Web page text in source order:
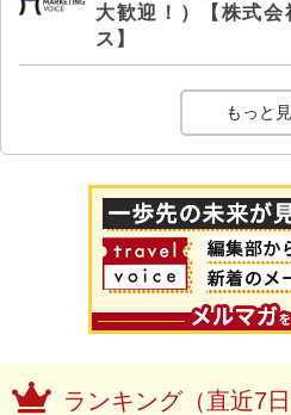
大歓迎！）【株式会
ス】
もっと
ランキング（直近7日